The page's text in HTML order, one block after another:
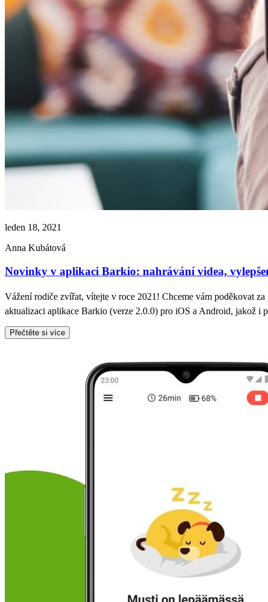
leden 18, 2021
Anna Kubátová
Novinky v aplikaci Barkio: nahrávání videa,
Vážení rodiče zvířat, vítejte v roce 2021! Chceme vám poděkovat
aktualizaci aplikace Barkio (verze 2.0.0) pro iOS a Android, jakož i
Přečtěte si více